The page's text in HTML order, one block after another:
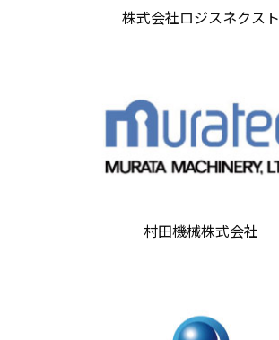
株式会社ロジスネクスト
村田機械株式会社